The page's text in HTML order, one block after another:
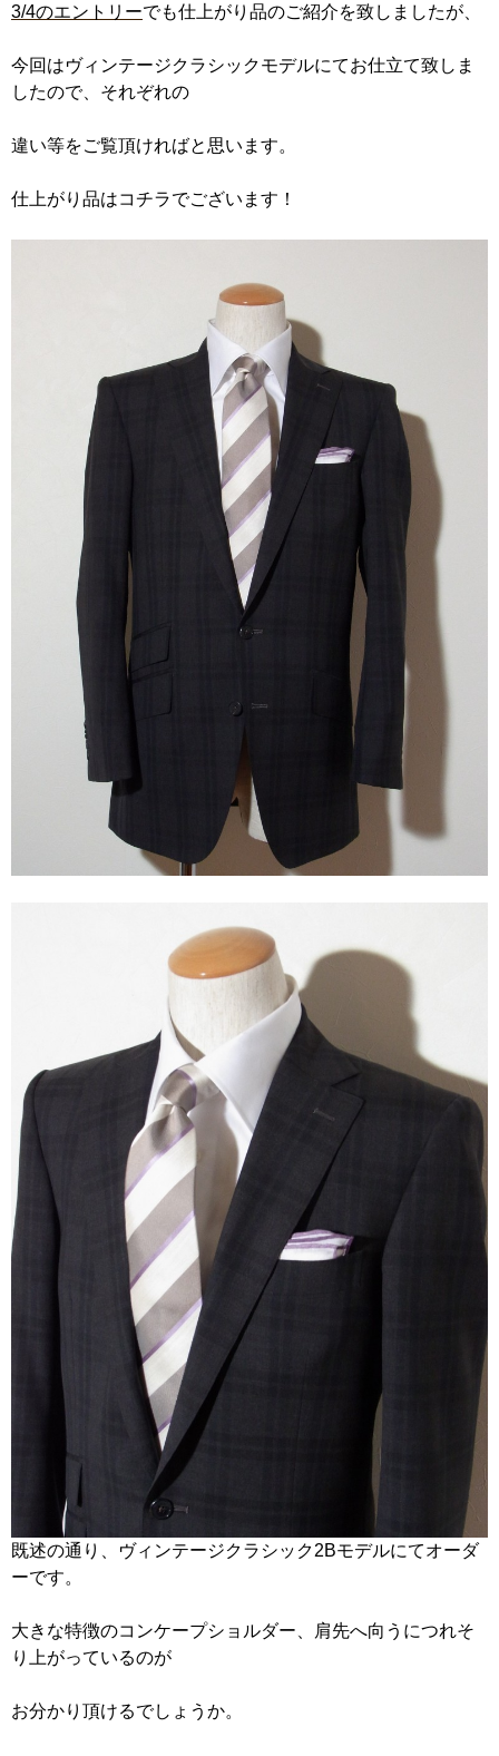
3/4のエントリーでも仕上がり品のご紹介を致しましたが、
今回はヴィンテージクラシックモデルにてお仕立て致しま
したので、それぞれの
違い等をご覧頂ければと思います。
仕上がり品はコチラでございます！
既述の通り、ヴィンテージクラシック2Bモデルにてオーダ
ーです。
大きな特徴のコンケープショルダー、肩先へ向うにつれそ
り上がっているのが
お分かり頂けるでしょうか。